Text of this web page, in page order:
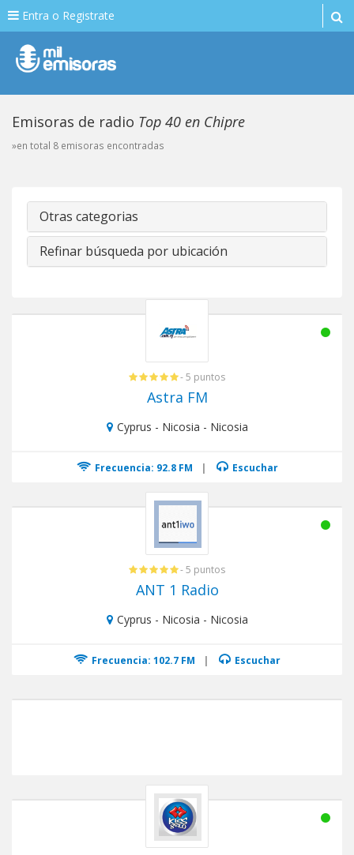
Entra o Registrate
Emisoras de radio Top 40 en Chipre
»en total 8 emisoras encontradas
Otras categorias
Refinar búsqueda por ubicación
- 5 puntos
Astra FM
Cyprus - Nicosia - Nicosia
Frecuencia: 92.8 FM | Escuchar
- 5 puntos
ANT 1 Radio
Cyprus - Nicosia - Nicosia
Frecuencia: 102.7 FM | Escuchar